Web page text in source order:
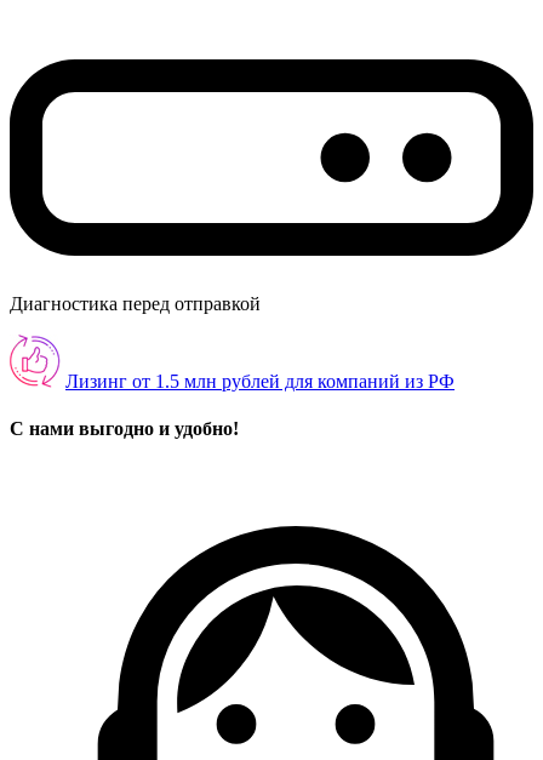
Диагностика перед отправкой
Лизинг от 1.5 млн рублей для компаний из РФ
С нами выгодно и удобно!